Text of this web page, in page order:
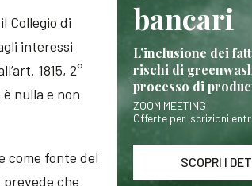
Collegio di
interessi
1815, 2°
nulla e non
come fonte del
che
bancari
L’inclusione dei
rischi di
processo di
ZOOM MEETING
Offerte per iscrizioni
SCOPRI I